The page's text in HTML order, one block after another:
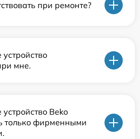
при ремонте?
мне.
Beko
только фирменными